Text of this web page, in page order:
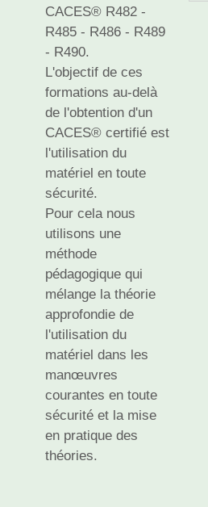
CACES® R482 -
R485 - R486 - R489
- R490.
L'objectif de ces
formations au-delà
de l'obtention d'un
CACES® certifié est
l'utilisation du
matériel en toute
sécurité.
Pour cela nous
utilisons une
méthode
pédagogique qui
mélange la théorie
approfondie de
l'utilisation du
matériel dans les
manœuvres
courantes en toute
sécurité et la mise
en pratique des
théories.